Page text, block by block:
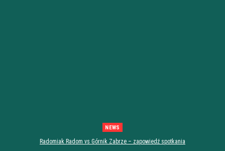
NEWS
Radomiak Radom vs Górnik Zabrze – zapowiedź spotkania